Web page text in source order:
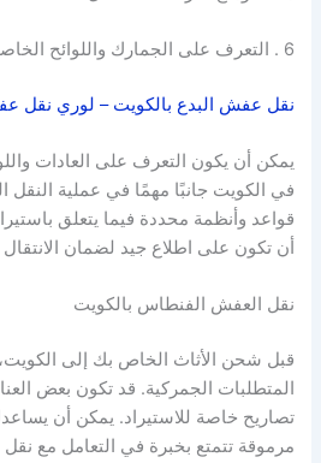
6 . التعرف على الجمارك واللوائح الخاصة بنقل الأثاث في الكويت
نقل عفش البدع بالكويت – لوري نقل
يمكن أن يكون التعرف على العادات
في الكويت جانبًا مهمًا في عملية
قواعد وأنظمة محددة فيما يتعلق
أن تكون على اطلاع جيد لضمان
نقل العفش الفنطاس بالكويت
قبل شحن الأثاث الخاص بك إلى
المتطلبات الجمركية. قد تكون بعض
تصاريح خاصة للاستيراد. يمكن أن
مرموقة تتمتع بخبرة في التعامل مع